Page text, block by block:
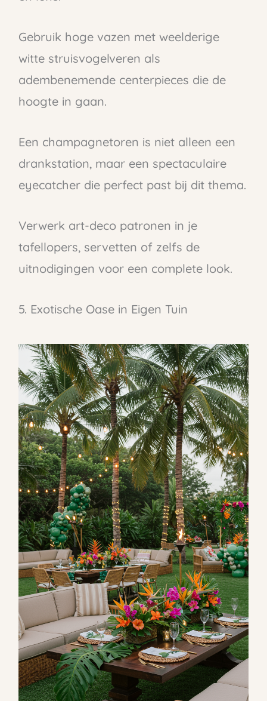
Gebruik hoge vazen met weelderige
witte struisvogelveren als
adembenemende centerpieces die de
hoogte in gaan.
Een champagnetoren is niet alleen een
drankstation, maar een spectaculaire
eyecatcher die perfect past bij dit thema.
Verwerk art-deco patronen in je
tafellopers, servetten of zelfs de
uitnodigingen voor een complete look.
5. Exotische Oase in Eigen Tuin